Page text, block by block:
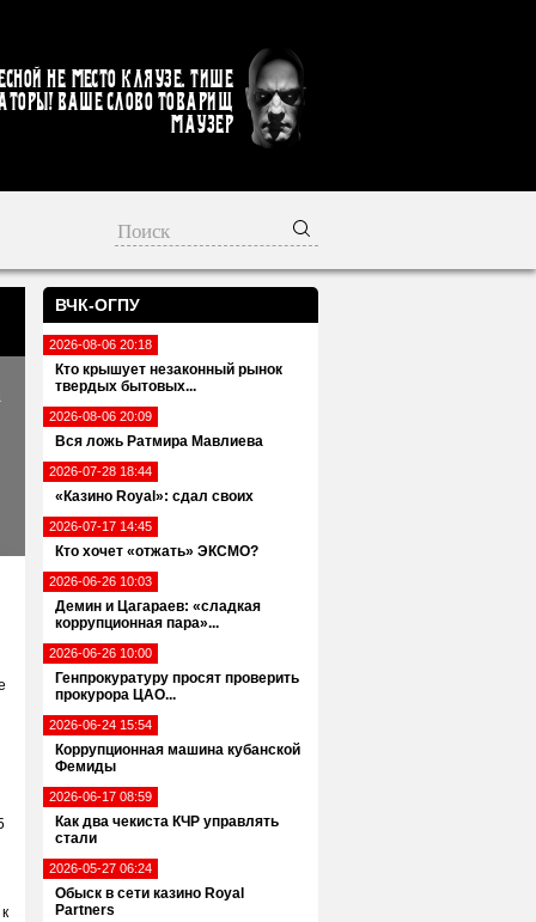
не место кляузе. Тише
Ваше слово товарищ
Маузер
ВЧК-ОГПУ
2026-08-06 20:18
Кто крышует незаконный рынок
твердых бытовых...
2026-08-06 20:09
Вся ложь Ратмира Мавлиева
2026-07-28 18:44
«Казино Royal»: сдал своих
2026-07-17 14:45
Кто хочет «отжать» ЭКСМО?
2026-06-26 10:03
Демин и Цагараев: «сладкая
коррупционная пара»...
2026-06-26 10:00
Генпрокуратуру просят проверить
прокурора ЦАО...
2026-06-24 15:54
Коррупционная машина кубанской
Фемиды
2026-06-17 08:59
Как два чекиста КЧР управлять
стали
2026-05-27 06:24
Обыск в сети казино Royal
Partners